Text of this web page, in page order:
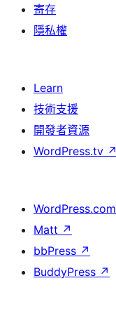
寄存
隱私權
Learn
技術支援
開發者資源
WordPress.tv ↗
WordPress.com
Matt ↗
bbPress ↗
BuddyPress ↗